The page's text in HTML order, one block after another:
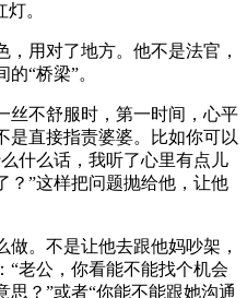
。
用对了地方。他不是法官，
“桥梁”。
丝不舒服时，第一时间，心平
是直接指责婆婆。比如你可以
什么话，我听了心里有点儿
？”这样把问题抛给他，让他
。不是让他去跟他妈吵架，
“老公，你看能不能找个机会
？”或者“你能不能跟她沟通